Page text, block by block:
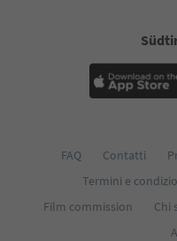
FAQ Contatti
Termini e
Film commission
Chi